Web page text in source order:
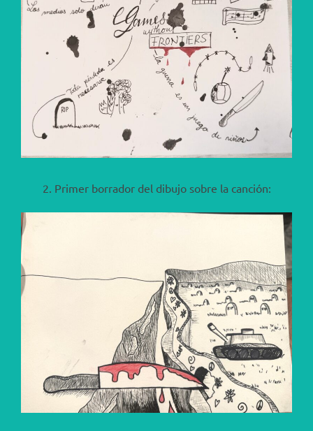
2. Primer borrador del dibujo sobre la canción: